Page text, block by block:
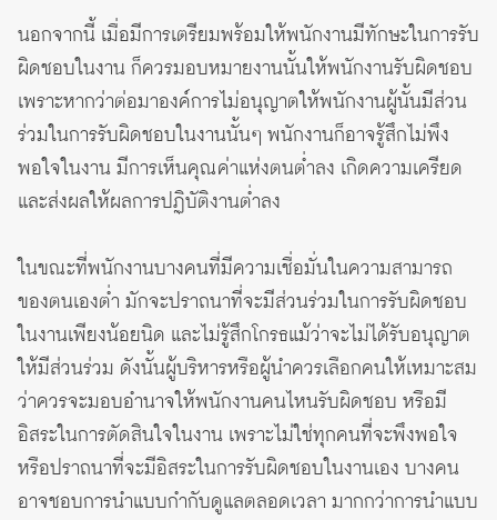
นอกจากนี้ เมื่อมีการเตรียมพร้อมให้พนักงานมีทักษะในการรับ
ผิดชอบในงาน ก็ควรมอบหมายงานนั้นให้พนักงานรับผิดชอบ
เพราะหากว่าต่อมาองค์การไม่อนุญาตให้พนักงานผู้นั้นมีส่วน
ร่วมในการรับผิดชอบในงานนั้นๆ พนักงานก็อาจรู้สึกไม่พึง
พอใจในงาน มีการเห็นคุณค่าแห่งตนต่ำลง เกิดความเครียด
และส่งผลให้ผลการปฏิบัติงานต่ำลง
ในขณะที่พนักงานบางคนที่มีความเชื่อมั่นในความสามารถ
ของตนเองต่ำ มักจะปราถนาที่จะมีส่วนร่วมในการรับผิดชอบ
ในงานเพียงน้อยนิด และไม่รู้สึกโกรธแม้ว่าจะไม่ได้รับอนุญาต
ให้มีส่วนร่วม ดังนั้นผู้บริหารหรือผู้นำควรเลือกคนให้เหมาะสม
ว่าควรจะมอบอำนาจให้พนักงานคนไหนรับผิดชอบ หรือมี
อิสระในการตัดสินใจในงาน เพราะไม่ใช่ทุกคนที่จะพึงพอใจ
หรือปราถนาที่จะมีอิสระในการรับผิดชอบในงานเอง บางคน
อาจชอบการนำแบบกำกับดูแลตลอดเวลา มากกว่าการนำแบบ